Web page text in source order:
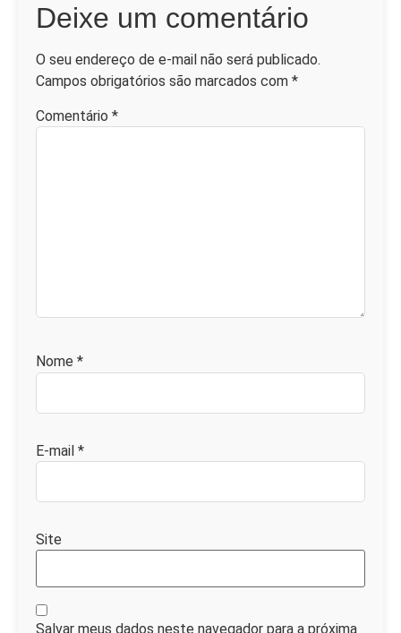
Deixe um comentário
O seu endereço de e-mail não será publicado.
Campos obrigatórios são marcados com *
Comentário *
Nome *
E-mail *
Site
Salvar meus dados neste navegador para a próxima